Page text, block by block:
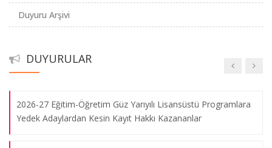
Duyuru Arşivi
DUYURULAR
Dönüşümü Mısır Örneği (1900-2000)" başlıklı seminerimiz
gerçekleşti
“Bias in Popular Culture and Education” Sonbahar Okulu
2026-27 Eğitim-Öğretim Güz Yarıyılı Lisansüstü Programlara
Yedek Adaylardan Kesin Kayıt Hakkı Kazananlar